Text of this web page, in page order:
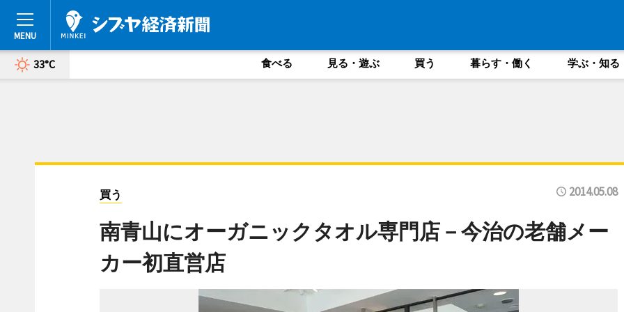
33°C 食べる 見る・遊ぶ 買う 暮らす・働く 学ぶ・知る
買う 2014.05.08
南青山にオーガニックタオル専門店－今治の老舗メー
カー初直営店